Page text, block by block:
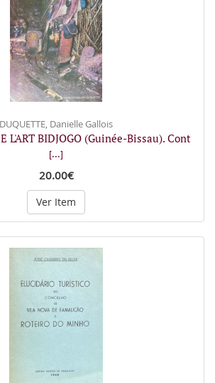
DUQUETTE, Danielle Gallois
L'ART BIDJOGO (Guinée-Bissau). Cont
[...]
20.00€
Ver Item